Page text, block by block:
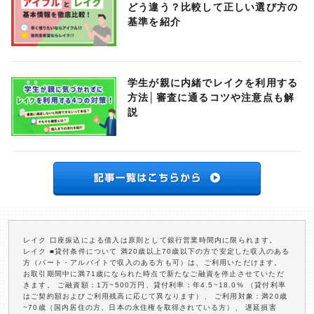
どう違う？比較して正しい選び方の
基準を紹介
学生が親に内緒でレイクを利用する
方法│審査に通るコツや注意点も解
説
レイク 口座振込による借入は原則として銀行営業時間内に限られます。
レイク ■貸付条件について 満20歳以上70歳以下の方で安定した収入のある
方（パート・アルバイトで収入のある方も可）は、ご利用いただけます。
お取引期間中に満71歳になられた時点で新たなご融資を停止させていただ
きます。 ご融資額：1万~500万円、貸付利率：年4.5~18.0% （貸付利率
はご契約額およびご利用残高に応じて異なります）、 ご利用対象：満20歳
~70歳（国内居住の方、日本の永住権を取得されている方）、 遅延損害